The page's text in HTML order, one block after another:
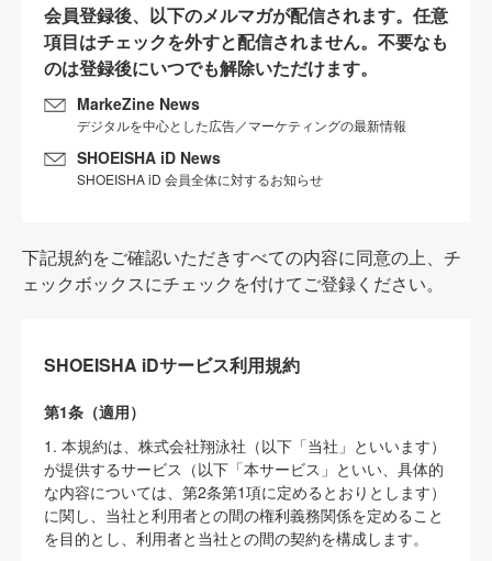
会員登録後、以下のメルマガが配信されます。任意
項目はチェックを外すと配信されません。不要なも
のは登録後にいつでも解除いただけます。
MarkeZine News
デジタルを中心とした広告／マーケティングの最新情報
SHOEISHA iD News
SHOEISHA iD 会員全体に対するお知らせ
下記規約をご確認いただきすべての内容に同意の上、チ
ェックボックスにチェックを付けてご登録ください。
SHOEISHA iDサービス利用規約
第1条（適用）
1. 本規約は、株式会社翔泳社（以下「当社」といいます）
が提供するサービス（以下「本サービス」といい、具体的
な内容については、第2条第1項に定めるとおりとします）
に関し、当社と利用者との間の権利義務関係を定めること
を目的とし、利用者と当社との間の契約を構成します。